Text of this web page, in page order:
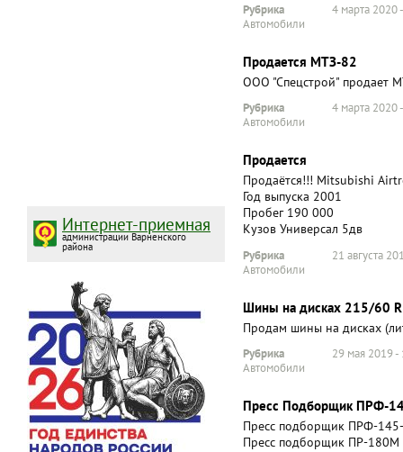
Рубрика
Автомобили
4 марта 2020
Продается МТЗ-82
ООО "Спецстрой" продает
Рубрика
Автомобили
4 марта 2020
Продается
Продаётся!!! Mitsubishi
Год выпуска 2001
Пробег 190 000
Кузов Универсал 5дв
Рубрика
Автомобили
21 августа
Шины на дисках 215/60
Продам шины на дисках
Рубрика
Автомобили
29 мая 2019 -
Пресс Подборщик ПРФ-
Пресс подборщик ПРФ-
Пресс подборщик ПР-180М
Интернет-приемная
администрации Варненского
района